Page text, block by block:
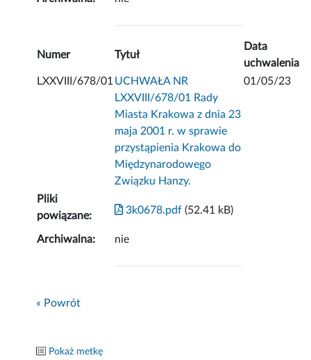
Numer Tytuł
Data
uchwalenia
LXXVIII/678/01 UCHWAŁA NR
LXXVIII/678/01 Rady
Miasta Krakowa z dnia 23
maja 2001 r. w sprawie
przystąpienia Krakowa do
Międzynarodowego
Związku Hanzy.
01/05/23
Pliki
powiązane:
3k0678.pdf (52.41 kB)
Archiwalna: nie
« Powrót
Pokaż metkę